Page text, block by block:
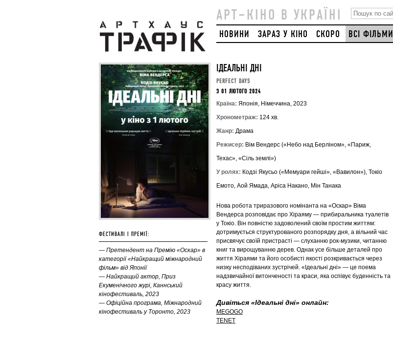
АРТ–КІНО В УКРАЇНІ
НОВИНИ ЗАРАЗ У КІНО СКОРО ВСІ ФІЛЬМИ
ФЕСТИВАЛІ І ПРЕМІЇ:
— Претендент на Премію «Оскар» в
категорії «Найкращий міжнародний
фільм» від Японії
— Найкращий актор, Приз
Екуменічного журі, Каннський
кінофестиваль, 2023
— Офіційна програма, Міжнародний
кінофестиваль у Торонто, 2023
ІДЕАЛЬНІ ДНІ
PERFECT DAYS
З 01 ЛЮТОГО 2024
Країна: Японія, Німеччина, 2023
Хронометраж: 124 хв.
Жанр: Драма
Режисер: Вім Вендерс («Небо над Берліном», «Париж,
Техас», «Сіль землі»)
У ролях: Кодзі Якусьо («Мемуари гейші», «Вавилон»), Токіо
Емото, Аой Ямада, Аріса Накано, Мін Танака
Нова робота триразового номінанта на «Оскар» Віма
Вендерса розповідає про Хіраяму — прибиральника туалетів
у Токіо. Він повністю задоволений своїм простим життям:
дотримується структурованого розпорядку дня, а вільний час
присвячує своїй пристрасті — слуханню рок-музики, читанню
книг та вирощуванню дерев. Однак усе більше деталей про
життя Хіраями та його особисті якості розкривається через
низку несподіваних зустрічей. «Ідеальні дні» — це поема
надзвичайної витонченості та краси, яка оспівує буденність та
красу життя.
Дивіться «Ідеальні дні» онлайн:
MEGOGO
TENET